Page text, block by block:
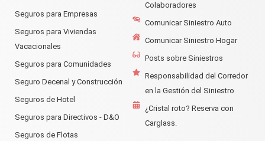
Seguros para Empresas
Seguros para Viviendas
Vacacionales
Seguros para Comunidades
Seguro Decenal y Construcción
Seguros de Hotel
Seguros para Directivos - D&O
Seguros de Flotas
Colaboradores
Comunicar Siniestro Auto
Comunicar Siniestro Hogar
Posts sobre Siniestros
Responsabilidad del Corredor
en la Gestión del Siniestro
¿Cristal roto? Reserva con
Carglass.